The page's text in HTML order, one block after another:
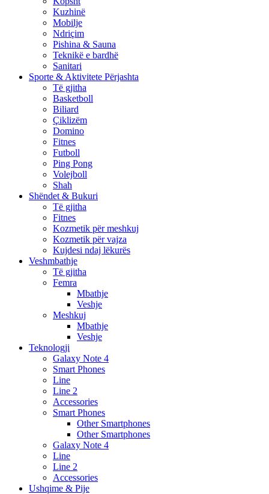
Kuzhinë
Mobilje
Ndriçim
Pishina & Sauna
Teknikë e bardhë
Sanitari
Sporte & Aktivitete Përjashta
Të gjitha
Basketboll
Biliard
Çiklizëm
Domino
Fitnes
Futboll
Ping Pong
Volejboll
Shah
Shëndet & Bukuri
Të gjitha
Fitnes
Kozmetik për meshkuj
Kozmetik për vajza
Kujdesi ndaj lëkurës
Veshmbathje
Të gjitha
Femra
Mbathje
Veshje
Meshkuj
Mbathje
Veshje
Teknologji
Galaxy Note 4
Smart Phones
Line
Line 2
Accessories
Smart Phones
Other Smartphones
Other Smartphones
Galaxy Note 4
Line
Line 2
Accessories
Ushqime & Pije